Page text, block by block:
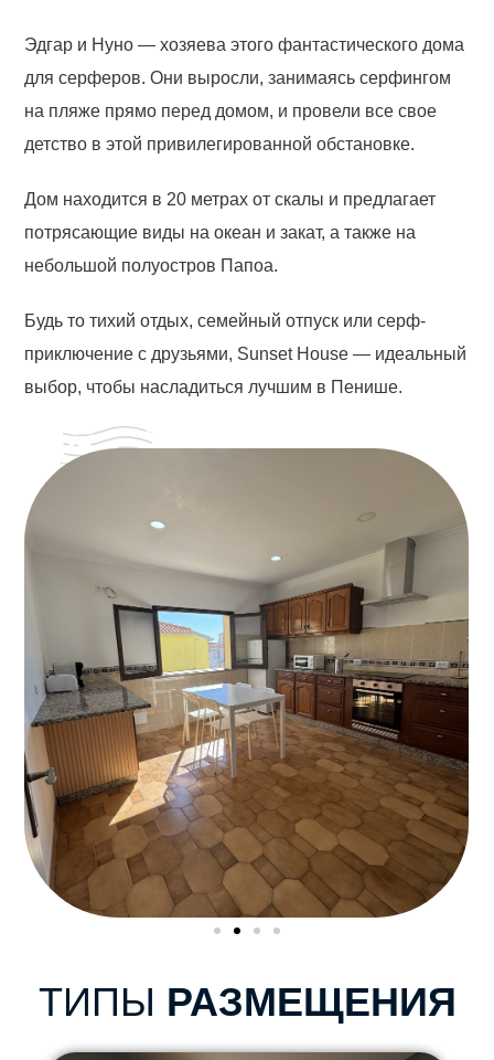
Эдгар и Нуно — хозяева этого фантастического дома
для серферов. Они выросли, занимаясь серфингом
на пляже прямо перед домом, и провели все свое
детство в этой привилегированной обстановке.
Дом находится в 20 метрах от скалы и предлагает
потрясающие виды на океан и закат, а также на
небольшой полуостров Папоа.
Будь то тихий отдых, семейный отпуск или серф-
приключение с друзьями, Sunset House — идеальный
выбор, чтобы насладиться лучшим в Пенише.
ТИПЫ РАЗМЕЩЕНИЯ